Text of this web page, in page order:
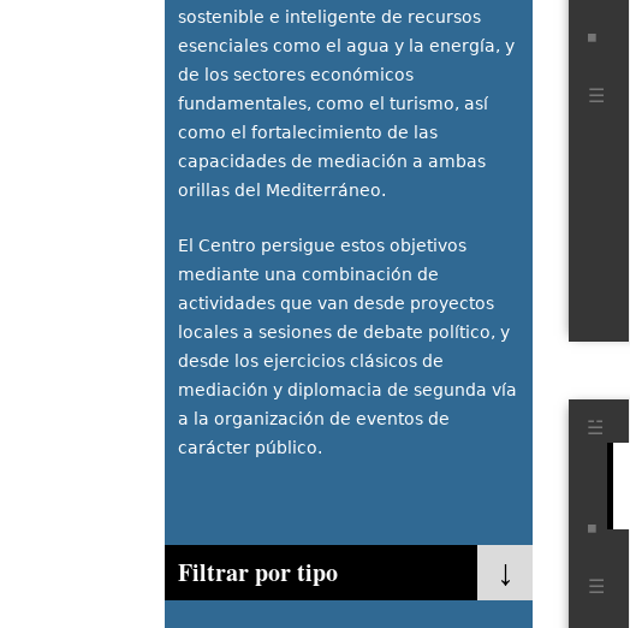
sostenible e inteligente de recursos
esenciales como el agua y la energía, y
de los sectores económicos
fundamentales, como el turismo, así
como el fortalecimiento de las
capacidades de mediación a ambas
orillas del Mediterráneo.
El Centro persigue estos objetivos
mediante una combinación de
actividades que van desde proyectos
locales a sesiones de debate político, y
desde los ejercicios clásicos de
mediación y diplomacia de segunda vía
a la organización de eventos de
carácter público.
Filtrar por tipo